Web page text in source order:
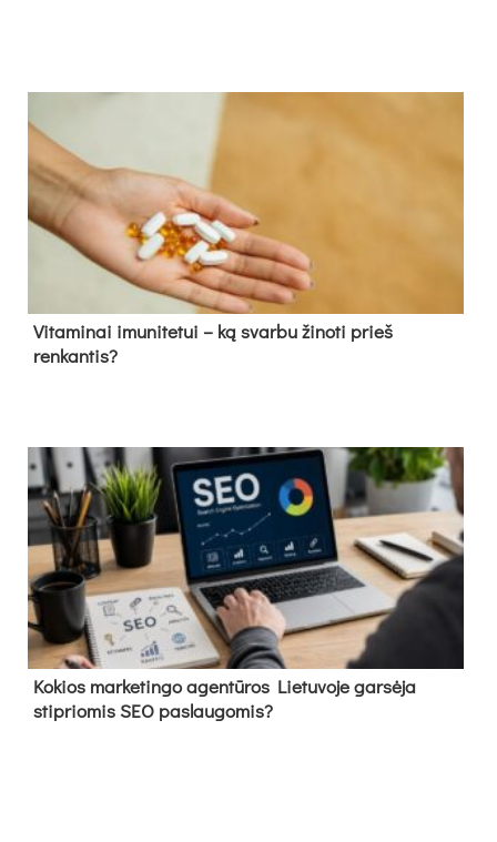
Vitaminai imunitetui – ką svarbu žinoti prieš
renkantis?
Kokios marketingo agentūros Lietuvoje garsėja
stipriomis SEO paslaugomis?